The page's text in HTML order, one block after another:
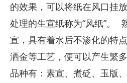
的效果，可以将纸在风口挂
处理的生宣纸称为“风纸”。
宣，具有着水后不渗化的特
洒金等工艺，便可以产生繁
品种有：素宣、煮砭、玉版